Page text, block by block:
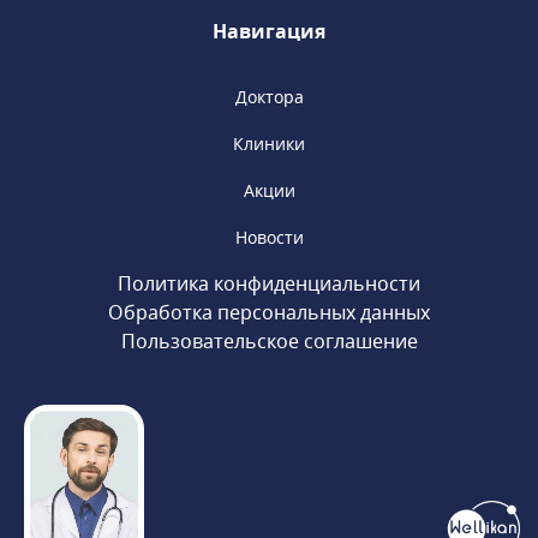
Навигация
Доктора
Клиники
Акции
Новости
Политика конфиденциальности
Обработка персональных данных
Пользовательское соглашение